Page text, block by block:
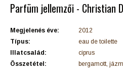
Parfüm jellemzői - Christian
Megjelenés éve:
2012
Típus:
eau de toilette
Illatcsalád:
ciprus
Összetétel:
bergamott,